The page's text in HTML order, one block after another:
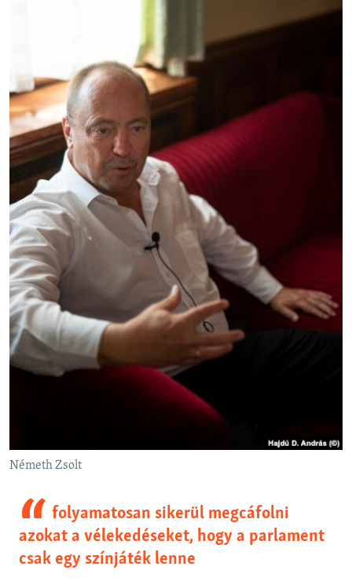
Németh Zsolt
folyamatosan sikerül megcáfolni
azokat a vélekedéseket, hogy a parlament
csak egy színjáték lenne